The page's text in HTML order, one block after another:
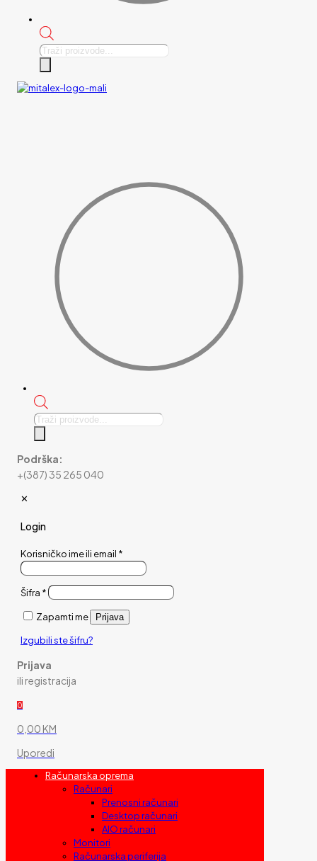
Products
Products
Podrška:
+(387) 35 265 040
✕
Login
Korisničko ime ili email *
Šifra *
Zapamti me Prijava
Izgubili ste šifru?
Prijava
ili registracija
0
0,00 KM
Uporedi
Računarska oprema
Računari
Prenosni računari
Desktop računari
AIO računari
Monitori
Računarska periferija